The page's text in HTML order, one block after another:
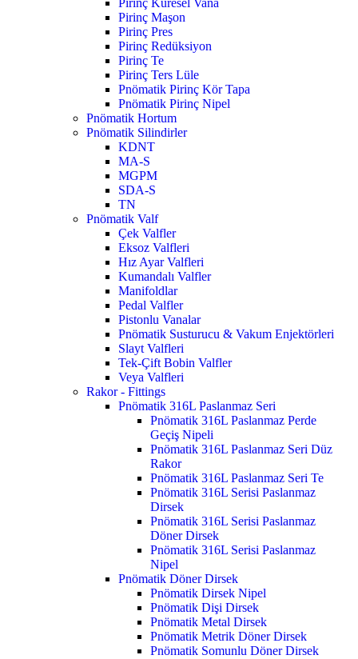
Pirinç Maşon
Pirinç Pres
Pirinç Redüksiyon
Pirinç Te
Pirinç Ters Lüle
Pnömatik Pirinç Kör Tapa
Pnömatik Pirinç Nipel
Pnömatik Hortum
Pnömatik Silindirler
KDNT
MA-S
MGPM
SDA-S
TN
Pnömatik Valf
Çek Valfler
Eksoz Valfleri
Hız Ayar Valfleri
Kumandalı Valfler
Manifoldlar
Pedal Valfler
Pistonlu Vanalar
Pnömatik Susturucu & Vakum Enjektörleri
Slayt Valfleri
Tek-Çift Bobin Valfler
Veya Valfleri
Rakor - Fittings
Pnömatik 316L Paslanmaz Seri
Pnömatik 316L Paslanmaz Perde
Geçiş Nipeli
Pnömatik 316L Paslanmaz Seri Düz
Rakor
Pnömatik 316L Paslanmaz Seri Te
Pnömatik 316L Serisi Paslanmaz
Dirsek
Pnömatik 316L Serisi Paslanmaz
Döner Dirsek
Pnömatik 316L Serisi Paslanmaz
Nipel
Pnömatik Döner Dirsek
Pnömatik Dirsek Nipel
Pnömatik Dişi Dirsek
Pnömatik Metal Dirsek
Pnömatik Metrik Döner Dirsek
Pnömatik Somunlu Döner Dirsek